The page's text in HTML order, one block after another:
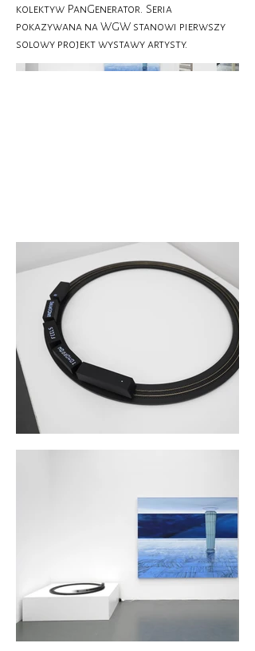
kolektyw PanGenerator. Seria
pokazywana na WGW stanowi pierwszy
solowy projekt wystawy artysty.